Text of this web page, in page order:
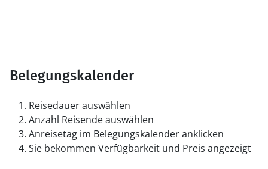
Belegungskalender
Reisedauer auswählen
Anzahl Reisende auswählen
Anreisetag im Belegungskalender anklicken
Sie bekommen Verfügbarkeit und Preis angezeigt